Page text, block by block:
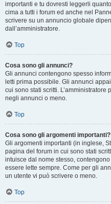
importanti e tu dovresti leggerli
cima a tutti i forum ed anche nel
scrivere su un annuncio globale
dall’amministratore.
Top
Cosa sono gli annunci?
Gli annunci contengono spesso
letti prima possibile. Gli annunci
cui sono stati scritti.
negli annunci o meno.
Top
Cosa sono gli argomenti importanti?
Gli argomenti importanti (in inglese,
pagina del forum in cui sono stati
intuisce dal nome stesso,
essere lette sempre. Come per gli
un utente vi può scrivere o meno.
Top